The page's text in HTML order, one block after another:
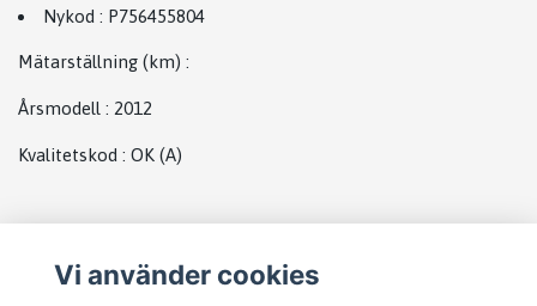
Nykod : P756455804
Mätarställning (km) :
Årsmodell : 2012
Kvalitetskod : OK (A)
Vi använder cookies